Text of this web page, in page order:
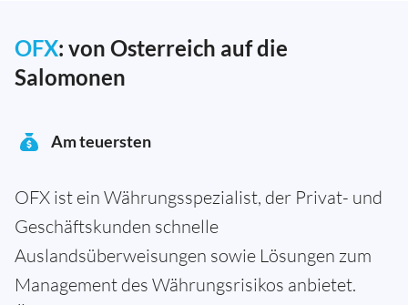
OFX: von Osterreich auf die
Salomonen
Am teuersten
OFX ist ein Währungsspezialist, der Privat- und
Geschäftskunden schnelle
Auslandsüberweisungen sowie Lösungen zum
Management des Währungsrisikos anbietet.